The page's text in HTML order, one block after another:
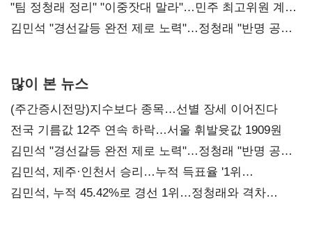
"팀 정청래 정리" "이중잣대 말라"…민주 최고위원 계파
다툼 격화
김민석 "경선갈등 완전 제로 노력"…정청래 "반명 공세
많이 본 뉴스
(주간증시전망)지수보다 종목…선별 장세 이어진다
전국 기름값 12주 연속 하락…서울 휘발윳값 1909원
김민석 "경선갈등 완전 제로 노력"…정청래 "반명 공세
사과부터"
김민석, 제주·인천서 승리…누적 득표율 '1위
탈환'(종합)
김민석, 누적 45.42%로 경선 1위…정청래와 격차